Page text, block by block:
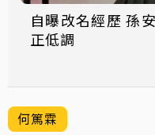
自曝改名經歷 孫
正低調
何篤霖